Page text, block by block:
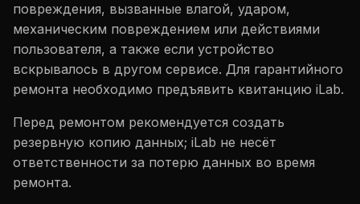
повреждения, вызванные влагой, ударом,
механическим повреждением или действиями
пользователя, а также если устройство
вскрывалось в другом сервисе. Для гарантийного
ремонта необходимо предъявить квитанцию iLab.
Перед ремонтом рекомендуется создать
резервную копию данных; iLab не несёт
ответственности за потерю данных во время
ремонта.